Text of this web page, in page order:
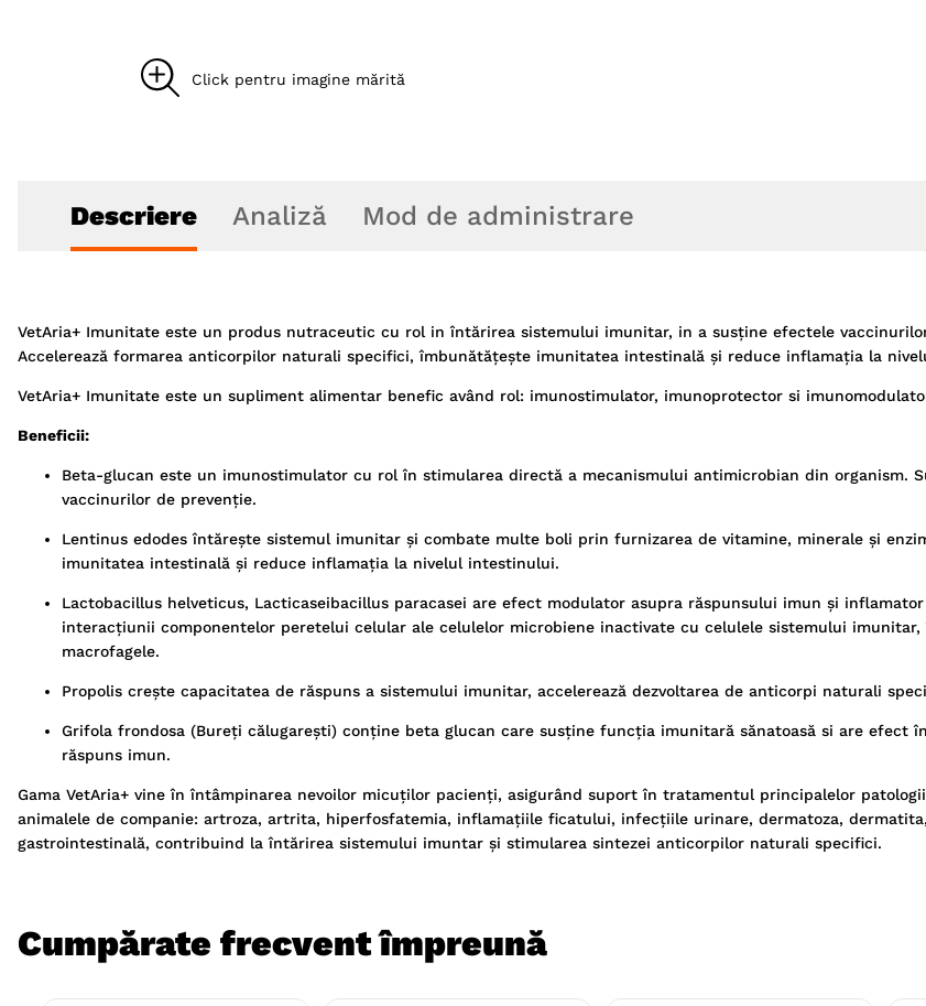
Descriere Analiză Mod de administrare
VetAria+ Imunitate este un produs nutraceutic cu rol in întărirea sistemului imunitar, in a susține efectele
Accelerează formarea anticorpilor naturali specifici, îmbunătățește imunitatea intestinală și reduce inflamația la
VetAria+ Imunitate este un supliment alimentar benefic având rol: imunostimulator, imunoprotector si
Beneficii:
Beta-glucan este un imunostimulator cu rol în stimularea directă a mecanismului antimicrobian din organism.
vaccinurilor de prevenție.
Lentinus edodes întărește sistemul imunitar și combate multe boli prin furnizarea de vitamine, minerale și
imunitatea intestinală și reduce inflamația la nivelul intestinului.
Lactobacillus helveticus, Lacticaseibacillus paracasei are efect modulator asupra răspunsului imun și
interacțiunii componentelor peretelui celular ale celulelor microbiene inactivate cu celulele sistemului imunitar,
macrofagele.
Propolis crește capacitatea de răspuns a sistemului imunitar, accelerează dezvoltarea de anticorpi naturali
Grifola frondosa (Bureţi călugarești) conține beta glucan care susține funcția imunitară sănatoasă si are efect
răspuns imun.
Gama VetAria+ vine în întâmpinarea nevoilor micuților pacienți, asigurând suport în tratamentul principalelor
animalele de companie: artroza, artrita, hiperfosfatemia, inflamațiile ficatului, infecțiile urinare, dermatoza,
gastrointestinală, contribuind la întărirea sistemului imuntar și stimularea sintezei anticorpilor naturali specifici.
Cumpărate frecvent împreună